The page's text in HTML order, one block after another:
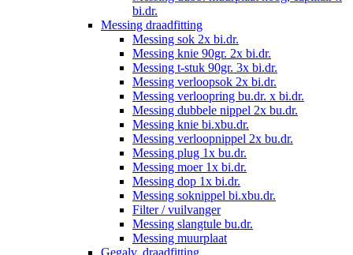
bi.dr.
Messing draadfitting
Messing sok 2x bi.dr.
Messing knie 90gr. 2x bi.dr.
Messing t-stuk 90gr. 3x bi.dr.
Messing verloopsok 2x bi.dr.
Messing verloopring bu.dr. x bi.dr.
Messing dubbele nippel 2x bu.dr.
Messing knie bi.xbu.dr.
Messing verloopnippel 2x bu.dr.
Messing plug 1x bu.dr.
Messing moer 1x bi.dr.
Messing dop 1x bi.dr.
Messing soknippel bi.xbu.dr.
Filter / vuilvanger
Messing slangtule bu.dr.
Messing muurplaat
Gegalv. draadfitting